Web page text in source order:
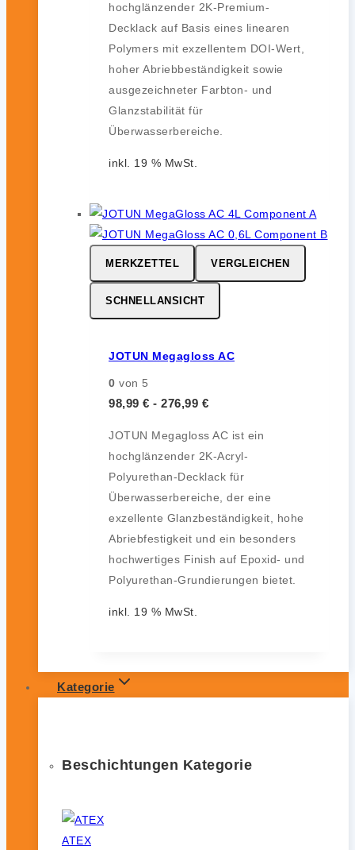
hochglänzender 2K-Premium-
Decklack auf Basis eines linearen
Polymers mit exzellentem DOI-Wert,
hoher Abriebbeständigkeit sowie
ausgezeichneter Farbton- und
Glanzstabilität für
Überwasserbereiche.
inkl. 19 % MwSt.
MERKZETTEL VERGLEICHEN
SCHNELLANSICHT
JOTUN Megagloss AC
0 von 5
98,99 € - 276,99 €
JOTUN Megagloss AC ist ein
hochglänzender 2K-Acryl-
Polyurethan-Decklack für
Überwasserbereiche, der eine
exzellente Glanzbeständigkeit, hohe
Abriebfestigkeit und ein besonders
hochwertiges Finish auf Epoxid- und
Polyurethan-Grundierungen bietet.
inkl. 19 % MwSt.
Kategorie
Beschichtungen Kategorie
ATEX